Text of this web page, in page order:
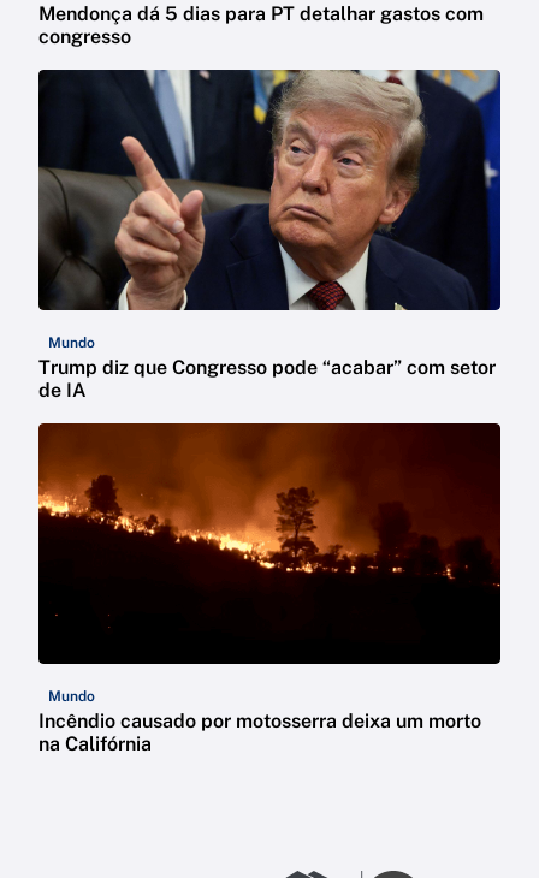
Mendonça dá 5 dias para PT detalhar gastos com
congresso
Mundo
Trump diz que Congresso pode “acabar” com setor
de IA
Mundo
Incêndio causado por motosserra deixa um morto
na Califórnia